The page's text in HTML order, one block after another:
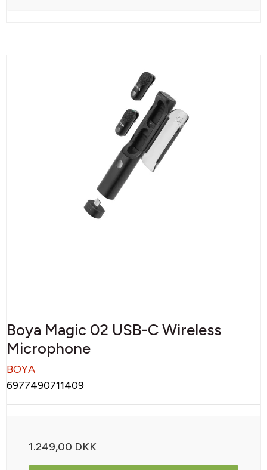
Boya Magic 02 USB-C Wireless
Microphone
BOYA
6977490711409
1.249,00 DKK